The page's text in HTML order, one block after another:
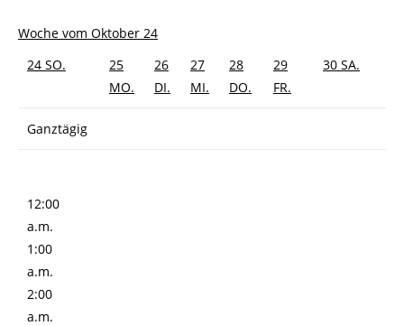
Woche vom Oktober 24
24 SO.
25
MO.
26
DI.
27
MI.
28
DO.
29
FR.
30 SA.
Ganztägig
12:00
a.m.
1:00
a.m.
2:00
a.m.